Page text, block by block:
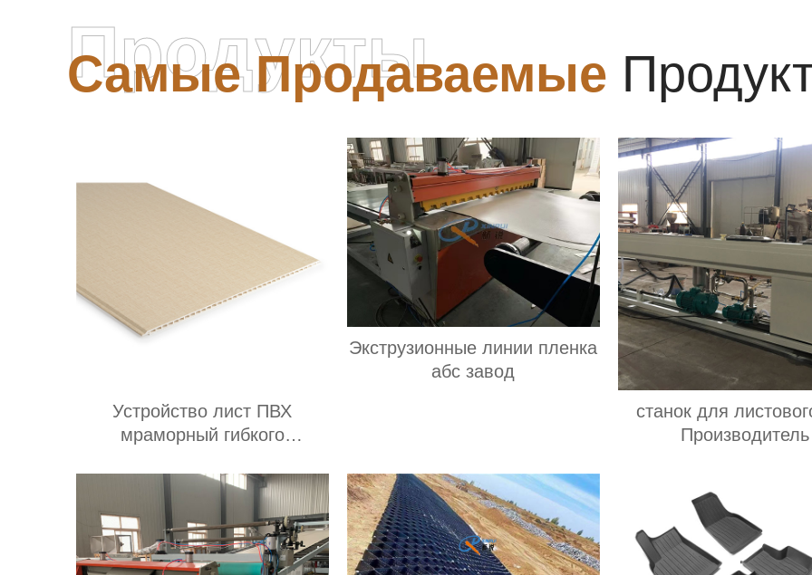
Самые Продаваемые
Продукты
Устройство лист ПВХ
мраморный гибкого
Экструзионные линии пленка
абс завод
станок для
Производитель